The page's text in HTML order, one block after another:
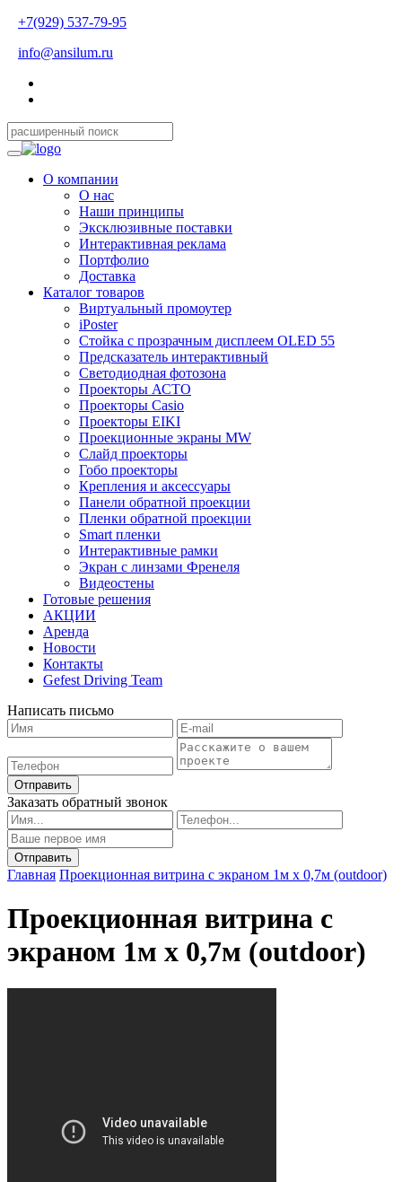
+7(929) 537-79-95
info@ansilum.ru
О компании
О нас
Наши принципы
Эксклюзивные поставки
Интерактивная реклама
Портфолио
Доставка
Каталог товаров
Виртуальный промоутер
iPoster
Стойка с прозрачным дисплеем OLED 55
Предсказатель интерактивный
Светодиодная фотозона
Проекторы АСТО
Проекторы Casio
Проекторы EIKI
Проекционные экраны MW
Слайд проекторы
Гобо проекторы
Крепления и аксессуары
Панели обратной проекции
Пленки обратной проекции
Smart пленки
Интерактивные рамки
Экран с линзами Френеля
Видеостены
Готовые решения
АКЦИИ
Аренда
Новости
Контакты
Gefest Driving Team
Написать письмо
Отправить
Заказать обратный звонок
Главная Проекционная витрина с экраном 1м х 0,7м (outdoor)
Проекционная витрина с
экраном 1м х 0,7м (outdoor)